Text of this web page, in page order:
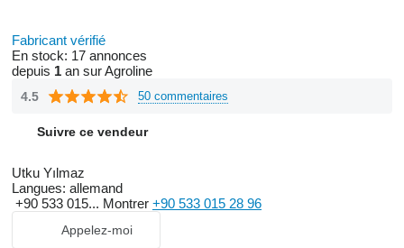
Fabricant vérifié
En stock: 17 annonces
depuis 1 an sur Agroline
4.5 50 commentaires
Suivre ce vendeur
Utku Yılmaz
Langues: allemand
+90 533 015... Montrer +90 533 015 28 96
Appelez-moi